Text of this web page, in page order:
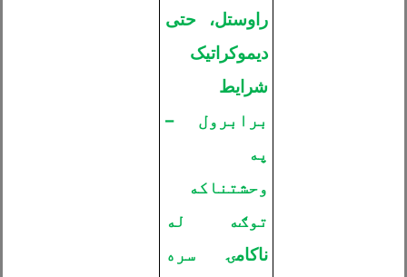
راوستل، حتی
دیموکراتیک
شرایط
برابرول –
په
وحشتناکه
توګه
له
ناکامۍ سره